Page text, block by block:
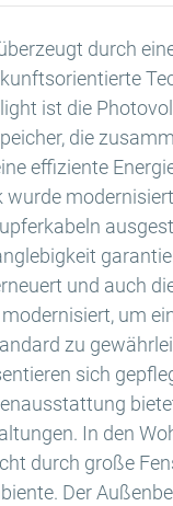
durch
ist die
die
effiziente
wurde
und auch
um
zu
sich
In den
durch große
Der